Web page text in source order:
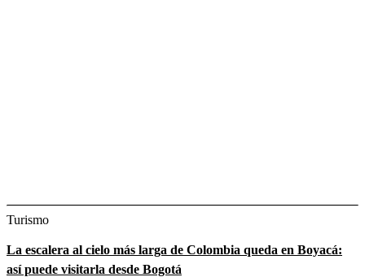
Turismo
La escalera al cielo más larga de Colombia queda en Boyacá:
así puede visitarla desde Bogotá